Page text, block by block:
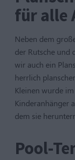
für alle
Neben dem
der Rutsche und
wir auch ein
herrlich
Kleinen wurde
Kinderanhänger
dem sie
Pool-